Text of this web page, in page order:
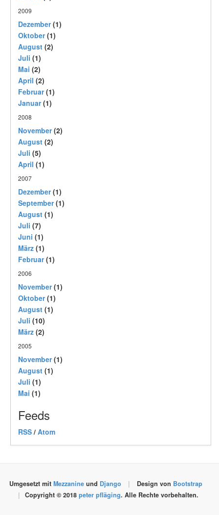
2009
Dezember(1)
Oktober(1)
August (2)
Juli (1)
Mai (2)
April (2)
Februar(1)
Januar(1)
2008
November(2)
August (2)
Juli (5)
April (1)
2007
Dezember(1)
September(1)
August (1)
Juli (7)
Juni (1)
März (1)
Februar(1)
2006
November(1)
Oktober(1)
August (1)
Juli (10)
März (2)
2005
November(1)
August (1)
Juli (1)
Mai (1)
Feeds
RSS / Atom
Umgesetzt mit Mezzanine und Django | Design von Bootstrap
|
Copyright © 2018 peter pfläging. Alle Rechte vorbehalten.